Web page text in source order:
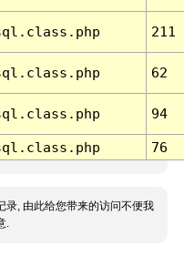
211
62
94
76
录, 由此给您带来的访问不便我
.